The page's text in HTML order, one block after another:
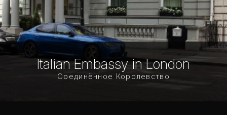
Italian Embassy in London
Соединённое Королевство